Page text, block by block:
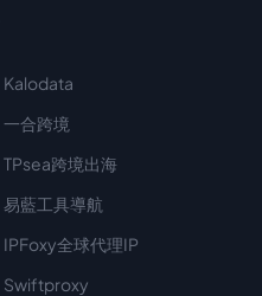
Kalodata
一合跨境
TPsea跨境出海
易藍工具導航
IPFoxy全球代理IP
Swiftproxy